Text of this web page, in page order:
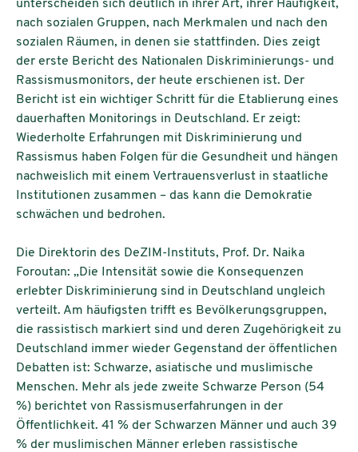
unterscheiden sich deutlich in ihrer Art, ihrer Häufigkeit,
nach sozialen Gruppen, nach Merkmalen und nach den
sozialen Räumen, in denen sie stattfinden. Dies zeigt
der erste Bericht des Nationalen Diskriminierungs- und
Rassismusmonitors, der heute erschienen ist. Der
Bericht ist ein wichtiger Schritt für die Etablierung eines
dauerhaften Monitorings in Deutschland. Er zeigt:
Wiederholte Erfahrungen mit Diskriminierung und
Rassismus haben Folgen für die Gesundheit und hängen
nachweislich mit einem Vertrauensverlust in staatliche
Institutionen zusammen – das kann die Demokratie
schwächen und bedrohen.
Die Direktorin des DeZIM-Instituts, Prof. Dr. Naika
Foroutan: „Die Intensität sowie die Konsequenzen
erlebter Diskriminierung sind in Deutschland ungleich
verteilt. Am häufigsten trifft es Bevölkerungsgruppen,
die rassistisch markiert sind und deren Zugehörigkeit zu
Deutschland immer wieder Gegenstand der öffentlichen
Debatten ist: Schwarze, asiatische und muslimische
Menschen. Mehr als jede zweite Schwarze Person (54
%) berichtet von Rassismuserfahrungen in der
Öffentlichkeit. 41 % der Schwarzen Männer und auch 39
% der muslimischen Männer erleben rassistische